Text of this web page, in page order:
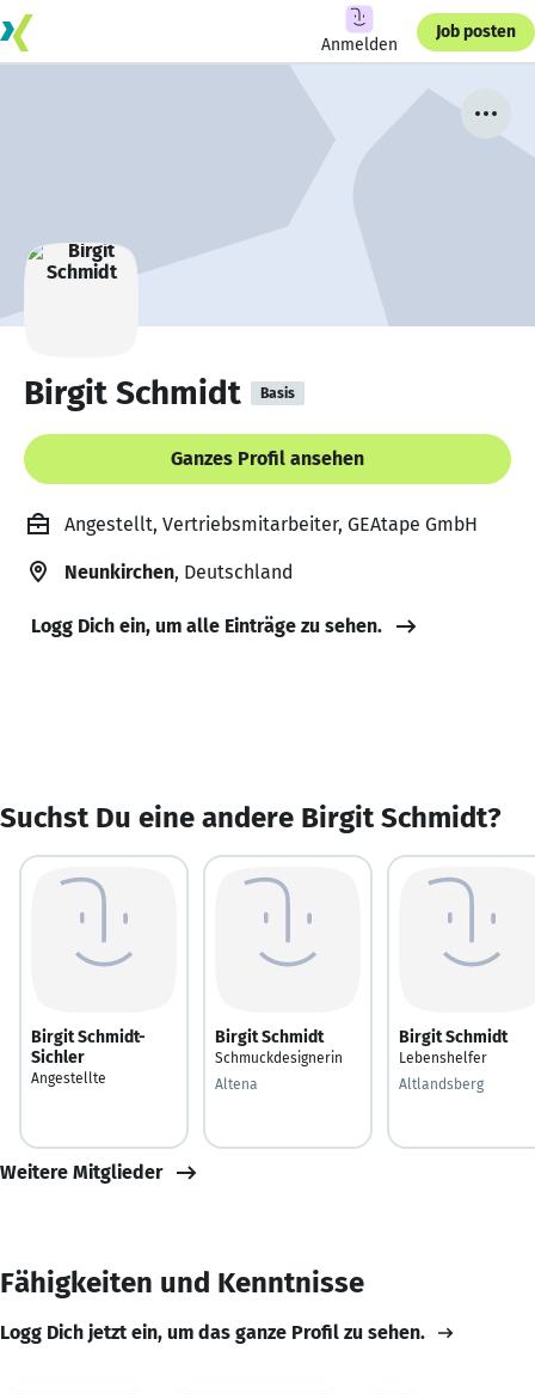
Anmelden
Job posten
Birgit Schmidt Basis
Ganzes Profil ansehen
Angestellt, Vertriebsmitarbeiter, GEAtape GmbH
Neunkirchen, Deutschland
Logg Dich ein, um alle Einträge zu sehen.
Suchst Du eine andere Birgit Schmidt?
Birgit Schmidt-
Sichler
Angestellte
Birgit Schmidt
Schmuckdesignerin
Altena
Birgit Schmidt
Lebenshelfer
Altlandsberg
Weitere Mitglieder
Fähigkeiten und Kenntnisse
Logg Dich jetzt ein, um das ganze Profil zu sehen.